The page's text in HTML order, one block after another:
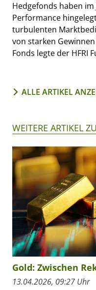
Hedgefonds haben
Performance
turbulenten
von starken
Fonds legte der HFRI
ALLE ARTIKEL
WEITERE ARTIKEL
Gold: Zwischen
13.04.2026, 09:27 Uhr